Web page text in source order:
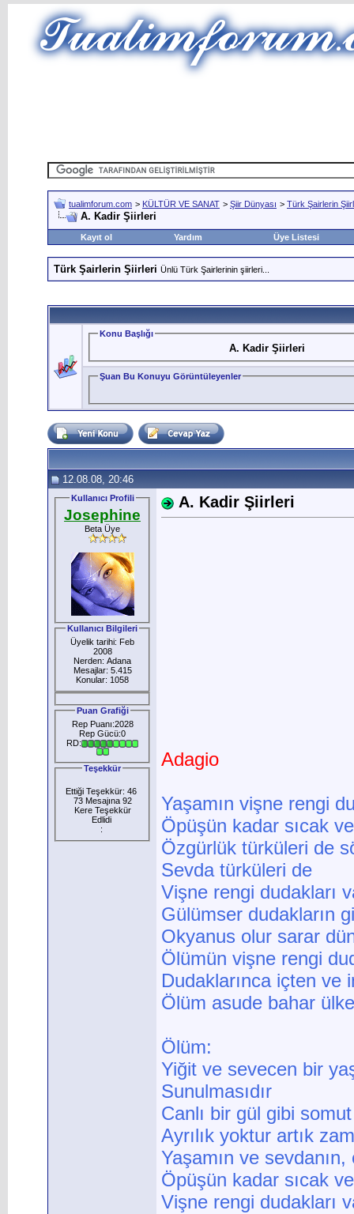
tualimforum.com > KÜLTÜR VE SANAT > Şiir Dünyası > Türk Şairlerin
A. Kadir Şiirleri
Kayıt ol Yardım Üye Listesi
Türk Şairlerin Şiirleri Ünlü Türk Şairlerinin şiirleri...
Konu Başlığı
A. Kadir Şiirleri
Şuan Bu Konuyu Görüntüleyenler
12.08.08, 20:46
Kullanıcı Profili
Josephine
Beta Üye
Kullanıcı Bilgileri
Üyelik tarihi: Feb
2008
Nerden: Adana
Mesajlar: 5.415
Konular: 1058
Puan Grafiği
Rep Puanı:2028
Rep Gücü:0
RD:
Teşekkür
Ettiği Teşekkür: 46
73 Mesajına 92
Kere Teşekkür
Edlidi
:
A. Kadir Şiirleri
Adagio
Yaşamın vişne rengi
Öpüşün kadar sıcak
Özgürlük türküleri de
Sevda türküleri de
Vişne rengi dudakları
Gülümser dudakların
Okyanus olur sarar
Ölümün vişne rengi
Dudaklarınca içten ve
Ölüm asude bahar
Ölüm:
Yiğit ve sevecen bir
Sunulmasıdır
Canlı bir gül gibi somut
Ayrılık yoktur artık
Yaşamın ve
Öpüşün kadar sıcak
Vişne rengi dudakları